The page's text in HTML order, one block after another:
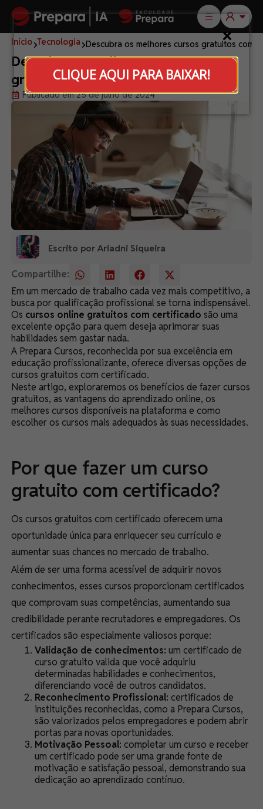
CLIQUE AQUI PARA BAIXAR!
Início Tecnologia Descubra os melhores cursos gratuitos com
Descubra os melhores cursos
gratuitos com certificado
Publicado em 25 de julho de 2024
Escrito por Ariadni Siqueira
Compartilhe:
Em um mercado de trabalho cada vez mais competitivo, a
busca por qualificação profissional se torna indispensável.
Os cursos online gratuitos com certificado são uma
excelente opção para quem deseja aprimorar suas
habilidades sem gastar nada.
A Prepara Cursos, reconhecida por sua excelência em
educação profissionalizante, oferece diversas opções de
cursos gratuitos com certificado.
Neste artigo, exploraremos os benefícios de fazer cursos
gratuitos, as vantagens do aprendizado online, os
melhores cursos disponíveis na plataforma e como
escolher os cursos mais adequados às suas necessidades.
Por que fazer um curso
gratuito com certificado?
Os cursos gratuitos com certificado oferecem uma
oportunidade única para enriquecer seu currículo e
aumentar suas chances no mercado de trabalho.
Além de ser uma forma acessível de adquirir novos
conhecimentos, esses cursos proporcionam certificados
que comprovam suas competências, aumentando sua
credibilidade perante recrutadores e empregadores. Os
certificados são especialmente valiosos porque:
Validação de conhecimentos: um certificado de
curso gratuito valida que você adquiriu
determinadas habilidades e conhecimentos,
diferenciando você de outros candidatos.
Reconhecimento Profissional: certificados de
instituições reconhecidas, como a Prepara Cursos,
são valorizados pelos empregadores e podem abrir
portas para novas oportunidades.
Motivação Pessoal: completar um curso e receber
um certificado pode ser uma grande fonte de
motivação e satisfação pessoal, demonstrando sua
dedicação ao aprendizado contínuo.